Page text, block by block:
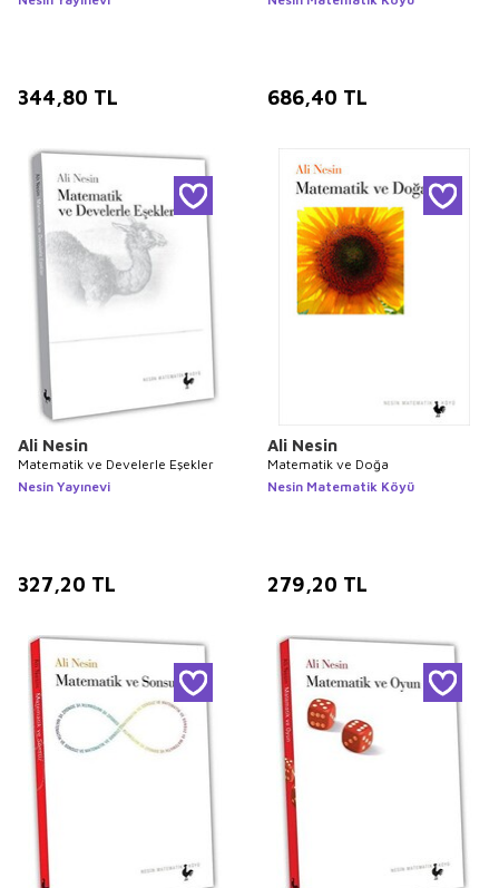
344,80 TL 686,40 TL
Ali Nesin
Matematik ve Develerle Eşekler
Nesin Yayınevi
327,20 TL
Ali Nesin
Matematik ve Doğa
Nesin Matematik Köyü
279,20 TL